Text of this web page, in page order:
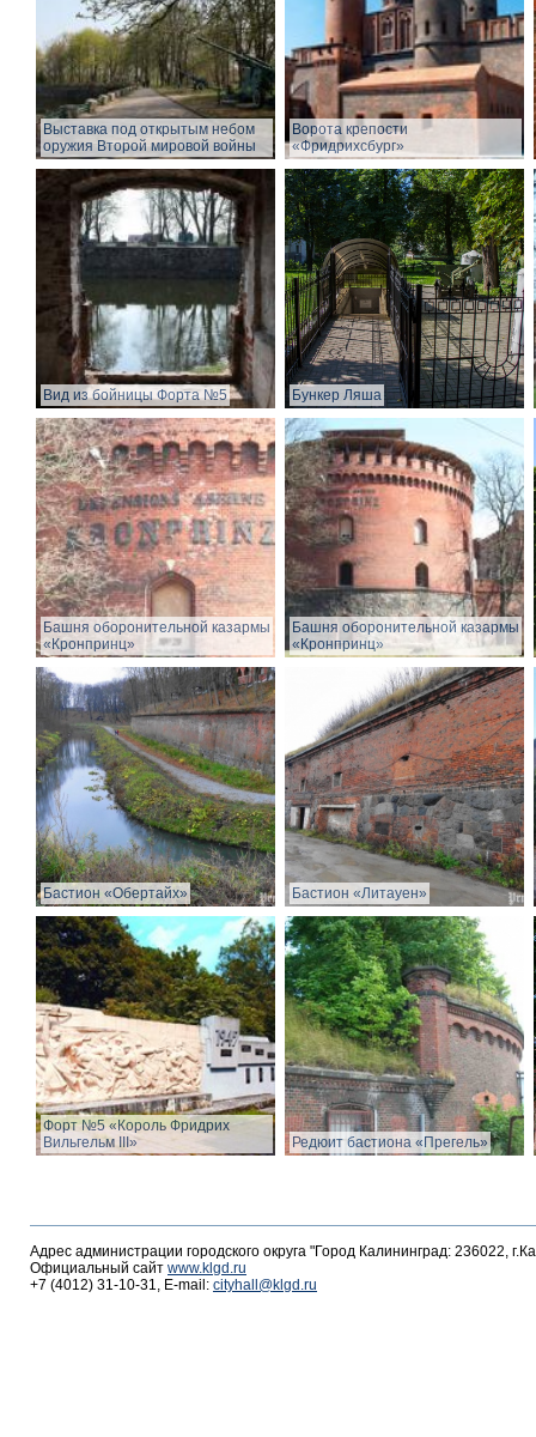
Выставка под открытым небом
оружия Второй мировой войны
Ворота крепости
«Фридрихсбург»
Вид из бойницы Форта №5 Бункер Ляша
Башня оборонительной казармы
«Кронпринц»
Башня оборонительной казармы
«Кронпринц»
Бастион «Обертайх» Бастион «Литауен»
Форт №5 «Король Фридрих
Вильгельм III»
Редюит бастиона «Прегель»
Адрес администрации городского округа "Город Калининград: 236022,
Официальный сайт www.klgd.ru
+7 (4012) 31-10-31, E-mail: cityhall@klgd.ru